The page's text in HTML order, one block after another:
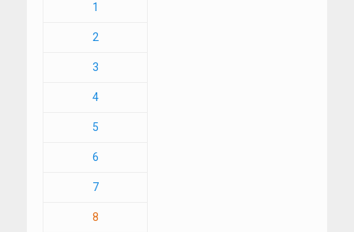
1
2
3
4
5
6
7
8